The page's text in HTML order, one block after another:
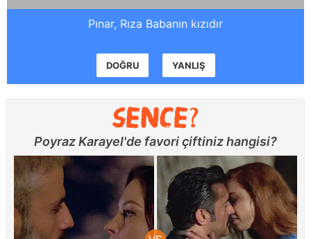
Pınar, Rıza Babanın kızıdır
DOĞRU YANLIŞ
Poyraz Karayel'de favori çiftiniz hangisi?